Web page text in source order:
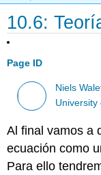
10.6:
Page ID
Niels
University
Al final vamos a
ecuación como
Para ello